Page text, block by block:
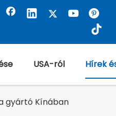
USA-ról Hírek
gyártó Kínában